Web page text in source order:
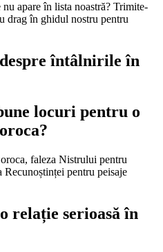
apare în lista noastră? Trimite-
drag în ghidul nostru pentru
întâlnirile în
locuri pentru o
faleza Nistrului pentru
pentru peisaje
relație serioasă în